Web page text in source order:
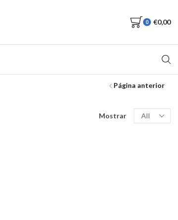
0 €0,00
Página anterior
Mostrar
Produtos
por